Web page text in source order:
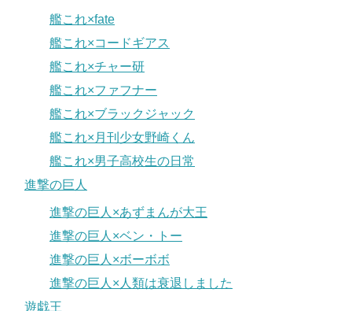
艦これ×fate
艦これ×コードギアス
艦これ×チャー研
艦これ×ファフナー
艦これ×ブラックジャック
艦これ×月刊少女野崎くん
艦これ×男子高校生の日常
進撃の巨人
進撃の巨人×あずまんが大王
進撃の巨人×ベン・トー
進撃の巨人×ボーボボ
進撃の巨人×人類は衰退しました
遊戯王